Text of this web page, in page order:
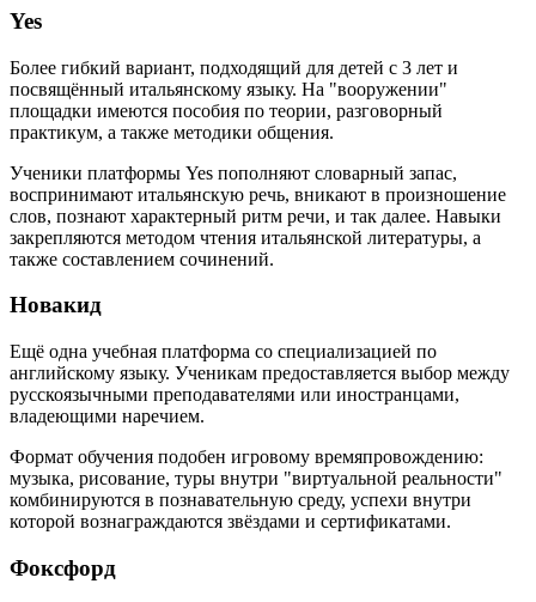
Yes
Более гибкий вариант, подходящий для детей с 3 лет и
посвящённый итальянскому языку. На "вооружении"
площадки имеются пособия по теории, разговорный
практикум, а также методики общения.
Ученики платформы Yes пополняют словарный запас,
воспринимают итальянскую речь, вникают в произношение
слов, познают характерный ритм речи, и так далее. Навыки
закрепляются методом чтения итальянской литературы, а
также составлением сочинений.
Новакид
Ещё одна учебная платформа со специализацией по
английскому языку. Ученикам предоставляется выбор между
русскоязычными преподавателями или иностранцами,
владеющими наречием.
Формат обучения подобен игровому времяпровождению:
музыка, рисование, туры внутри "виртуальной реальности"
комбинируются в познавательную среду, успехи внутри
которой вознаграждаются звёздами и сертификатами.
Фоксфорд